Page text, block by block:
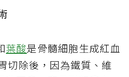
葉酸是骨髓細胞生成紅血
切除後，因為鐵質、維